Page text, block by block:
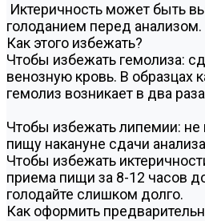
Иктеричность может быть
голоданием перед анализом.
Как этого избежать?
Чтобы избежать гемолиза:
венозную кровь. В образцах
гемолиз возникает в два
Чтобы избежать липемии:
пищу накануне сдачи
Чтобы избежать
приема пищи за 8-12 часов
голодайте слишком долго.
Как оформить